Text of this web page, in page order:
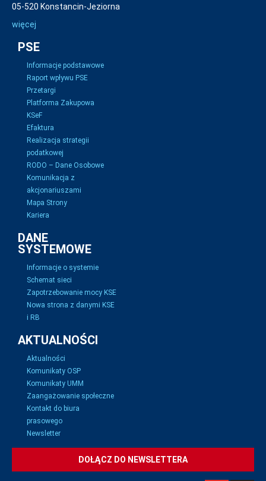
05-520 Konstancin-Jeziorna
więcej
PSE
Informacje podstawowe
Raport wpływu PSE
Przetargi
Platforma Zakupowa
KSeF
Efaktura
Realizacja strategii
podatkowej
RODO – Dane Osobowe
Komunikacja z
akcjonariuszami
Mapa Strony
Kariera
DANE
SYSTEMOWE
Informacje o systemie
Schemat sieci
Zapotrzebowanie mocy KSE
Nowa strona z danymi KSE
i RB
AKTUALNOŚCI
Aktualności
Komunikaty OSP
Komunikaty UMM
Zaangażowanie społeczne
Kontakt do biura
prasowego
Newsletter
DOŁĄCZ DO NEWSLETTERA